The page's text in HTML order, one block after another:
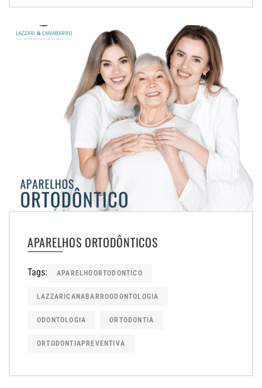
APARELHOS ORTODÔNTICOS
Tags: APARELHOORTODONTICO
LAZZARICANABARROODONTOLOGIA
ODONTOLOGIA ORTODONTIA
ORTODONTIAPREVENTIVA